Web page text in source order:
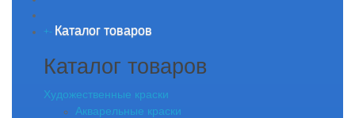
+- Каталог товаров
Каталог товаров
Художественные краски
Акварельные краски